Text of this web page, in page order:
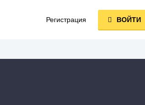
Регистрация ВОЙТИ